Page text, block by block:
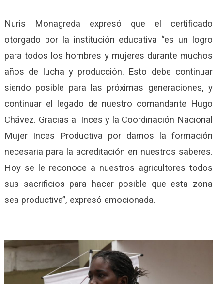
Nuris Monagreda expresó que el certificado
otorgado por la institución educativa “es un logro
para todos los hombres y mujeres durante muchos
años de lucha y producción. Esto debe continuar
siendo posible para las próximas generaciones, y
continuar el legado de nuestro comandante Hugo
Chávez. Gracias al Inces y la Coordinación Nacional
Mujer Inces Productiva por darnos la formación
necesaria para la acreditación en nuestros saberes.
Hoy se le reconoce a nuestros agricultores todos
sus sacrificios para hacer posible que esta zona
sea productiva”, expresó emocionada.